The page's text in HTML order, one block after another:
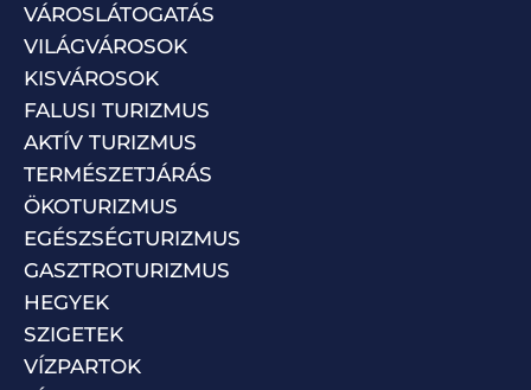
VÁROSLÁTOGATÁS
VILÁGVÁROSOK
KISVÁROSOK
FALUSI TURIZMUS
AKTÍV TURIZMUS
TERMÉSZETJÁRÁS
ÖKOTURIZMUS
EGÉSZSÉGTURIZMUS
GASZTROTURIZMUS
HEGYEK
SZIGETEK
VÍZPARTOK